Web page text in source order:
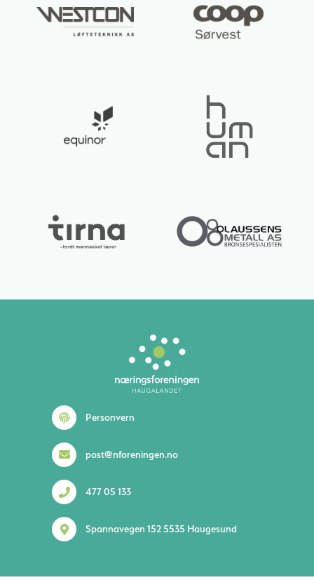
Personvern
post@nforeningen.no
477 05 133
Spannavegen 152 5535 Haugesund